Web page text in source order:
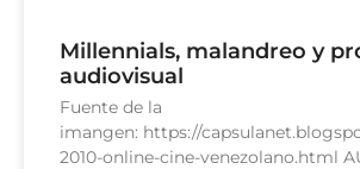
Millennials, malandreo y
audiovisual
Fuente de la
imangen: https://
2010-online-cine-venezolano.html